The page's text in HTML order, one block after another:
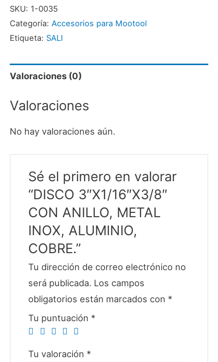
METAL
INOX,
ALUMINIO,
cantidad
SKU: 1-0035
Categoría: Accesorios para Mootool
Etiqueta: SALI
Valoraciones (0)
Valoraciones
No hay valoraciones aún.
Sé el primero en valorar
“DISCO 3″X1/16″X3/8″
CON ANILLO, METAL
INOX, ALUMINIO,
COBRE.”
Tu dirección de correo electrónico no
será publicada. Los campos
obligatorios están marcados con *
Tu puntuación *
Tu valoración *